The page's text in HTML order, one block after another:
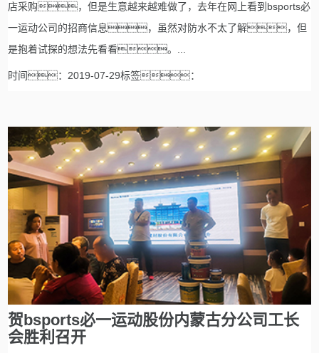
店采购，但是生意越来越难做了，去年在网上看到bsports必
一运动公司的招商信息，虽然对防水不太了解，但
是抱着试探的想法先看看。...
时间：2019-07-29标签：
贺bsports必一运动股份内蒙古分公司工长
会胜利召开